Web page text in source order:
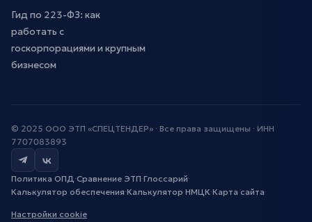
Гид по 223-ФЗ: как
работать с
госкорпорациями и крупным
бизнесом
© 2025 ООО ЭТП «СПЕЦТЕНДЕР» · Все права защищены · ИНН
7707083893
Политика ОПД·Сравнение ЭТП·Глоссарий·
Калькулятор обеспечения·Калькулятор НМЦК·Карта сайта·
Настройки cookie